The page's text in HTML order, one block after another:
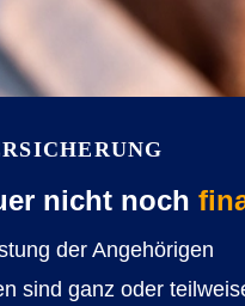
nicht noch
der Angehörigen
sind ganz oder